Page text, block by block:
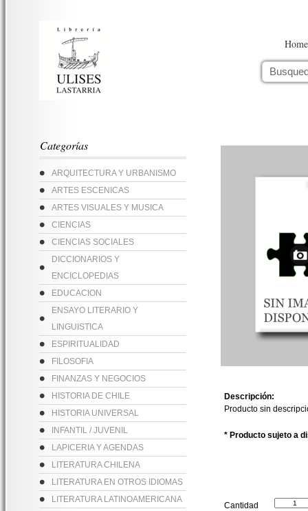
Home
Categorías
ARQUITECTURA Y URBANISMO
ARTES ESCENICAS
ARTES VISUALES Y MUSICA
CIENCIAS
CIENCIAS SOCIALES
DICCIONARIOS Y
ENCICLOPEDIAS
EDUCACION
ENSAYO LITERARIO Y
LINGUISTICA
ESPIRITUALIDAD
FILOSOFIA
FINANZAS Y NEGOCIOS
HISTORIA DE CHILE
HISTORIA UNIVERSAL
INFANTIL / JUVENIL
LAPICERIA Y AGENDAS
LITERATURA CHILENA
LITERATURA EN OTROS IDIOMAS
LITERATURA LATINOAMERICANA
Descripción:
Producto sin
* Producto sujeto a
Cantidad